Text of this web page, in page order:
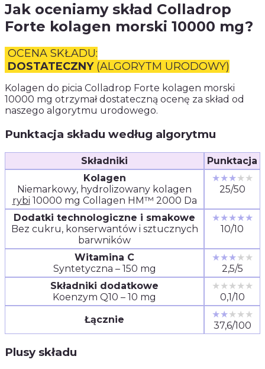
Jak oceniamy skład Colladrop
Forte kolagen morski 10000 mg?
OCENA SKŁADU:
DOSTATECZNY(ALGORYTM URODOWY)
Kolagen do picia Colladrop Forte kolagen morski
10000 mg otrzymał dostateczną ocenę za skład od
naszego algorytmu urodowego.
Punktacja składu według algorytmu
Składniki
Punktacja
Kolagen
Niemarkowy, hydrolizowany kolagen
rybi 10000 mg Collagen HM™ 2000 Da
★★★★★
25/50
Dodatki technologiczne i smakowe
Bez cukru, konserwantów i sztucznych
barwników
★★★★★
10/10
Witamina C
Syntetyczna – 150 mg
★★★★★
2,5/5
Składniki dodatkowe
Koenzym Q10 – 10 mg
★★★★★
0,1/10
Łącznie
★★★★★
37,6/100
Plusy składu